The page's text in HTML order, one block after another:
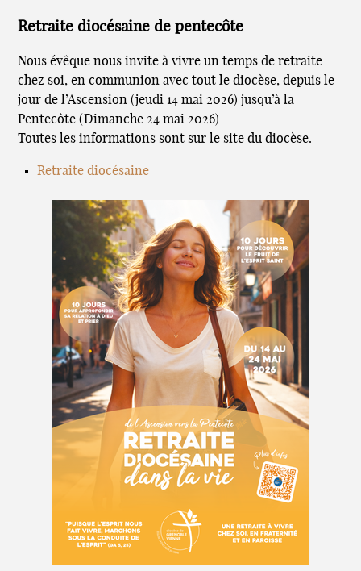
Retraite diocésaine de pentecôte
Nous évêque nous invite à vivre un temps de retraite
chez soi, en communion avec tout le diocèse, depuis le
jour de l’Ascension (jeudi 14 mai 2026) jusqu’à la
Pentecôte (Dimanche 24 mai 2026)
Toutes les informations sont sur le site du diocèse.
Retraite diocésaine